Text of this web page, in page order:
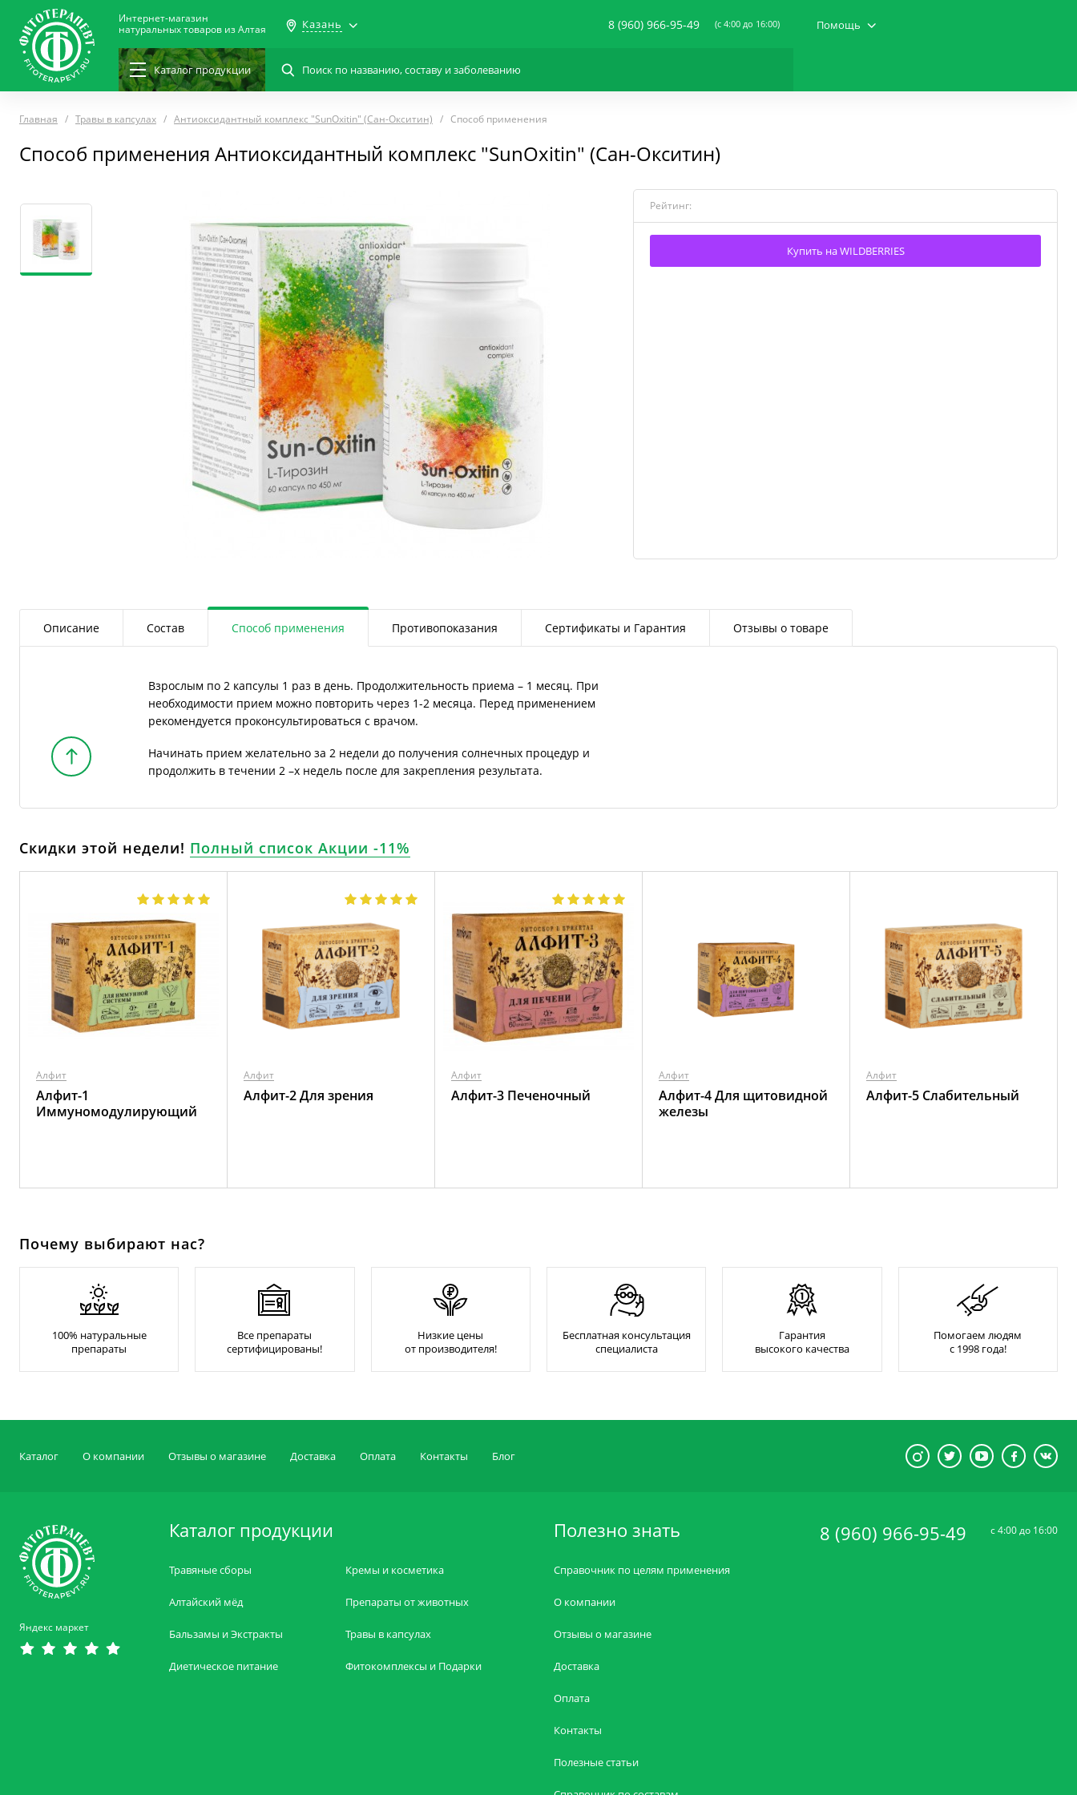
Интернет-магазин
натуральных товаров из Алтая
Казань 8 (960) 966-95-49 (c 4:00 до 16:00) Помощь
Каталогпродукции
Главная Травы в капсулах Антиоксидантный комплекс "SunOxitin" (Сан-Окситин) Способ применения
Способ применения Антиоксидантный комплекс "SunOxitin" (Сан-Окситин)
Рейтинг:
Купить на WILDBERRIES
Описание Состав Способ применения Противопоказания Сертификаты и Гарантия Отзывы о товаре
Взрослым по 2 капсулы 1 раз в день. Продолжительность приема – 1 месяц. При
необходимости прием можно повторить через 1-2 месяца. Перед применением
рекомендуется проконсультироваться с врачом.
Начинать прием желательно за 2 недели до получения солнечных процедур и
продолжить в течении 2 –х недель после для закрепления результата.
Скидки этой недели! Полный список Акции -11%
Алфит
Алфит-1
Иммуномодулирующий
Алфит
Алфит-2 Для зрения
Алфит
Алфит-3 Печеночный
Алфит
Алфит-4 Для щитовидной
железы
Алфит
Алфит-5 Слабительный
Почему выбирают нас?
100% натуральные
препараты
Все препараты
сертифицированы!
Низкие цены
от производителя!
Бесплатная консультация
специалиста
Гарантия
высокого качества
Помогаем людям
с 1998 года!
Каталог О компании Отзывы о магазине Доставка Оплата Контакты Блог
Яндекс маркет
Каталог продукции
Травяные сборы
Алтайский мёд
Бальзамы и Экстракты
Диетическое питание
Кремы и косметика
Препараты от животных
Травы в капсулах
Фитокомплексы и Подарки
Полезно знать
Справочник по целям применения
О компании
Отзывы о магазине
Доставка
Оплата
Контакты
Полезные статьи
8 (960) 966-95-49 c 4:00 до 16:00